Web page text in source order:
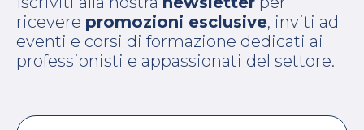
ricevere promozioni esclusive, inviti ad
eventi e corsi di formazione dedicati ai
professionisti e appassionati del settore.